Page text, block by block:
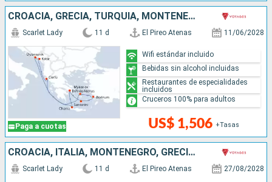
CROACIA, GRECIA, TURQUÍA, MONTENEGRO
Paga a cuotas
Scarlet Lady 11 d El Pireo Atenas 11/06/2028
US$ 1,506 +Tasas
Wifi estándar incluido
Bebidas sin alcohol incluidas
Restaurantes de especialidades
incluidos
Cruceros 100% para adultos
CROACIA, ITALIA, MONTENEGRO, GRECIA, ESLOVENIA
Scarlet Lady 11 d El Pireo Atenas 27/08/2028